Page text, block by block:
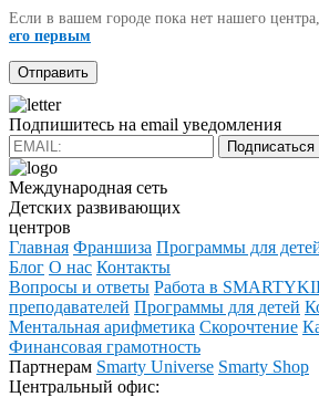
Если в вашем городе пока нет нашего
его первым
Подпишитесь на email уведомления
Подписаться
Международная сеть
Детских развивающих
центров
Главная Франшиза Программы для
Блог О нас Контакты
Вопросы и ответы Работа в
преподавателей Программы для детей
Ментальная арифметика Скорочтение
Финансовая грамотность
Партнерам Smarty Universe Smarty Shop
Центральный офис: